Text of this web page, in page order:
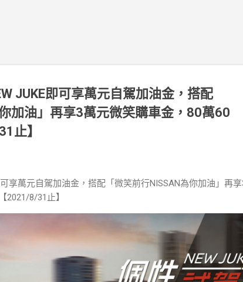
JUKE即可享萬元自駕加油金，搭配
加油」再享3萬元微笑購車金，80萬60
止】
享萬元自駕加油金，搭配「微笑前行NISSAN為你加油」再
2021/8/31止】